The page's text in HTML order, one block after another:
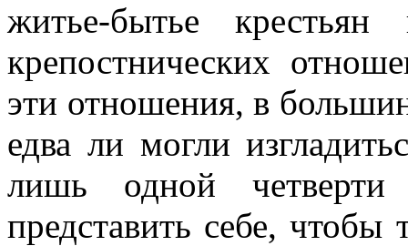
житье-бытье
крепостнических
эти отношения, в
едва ли могли
лишь одной
представить себе, чтобы